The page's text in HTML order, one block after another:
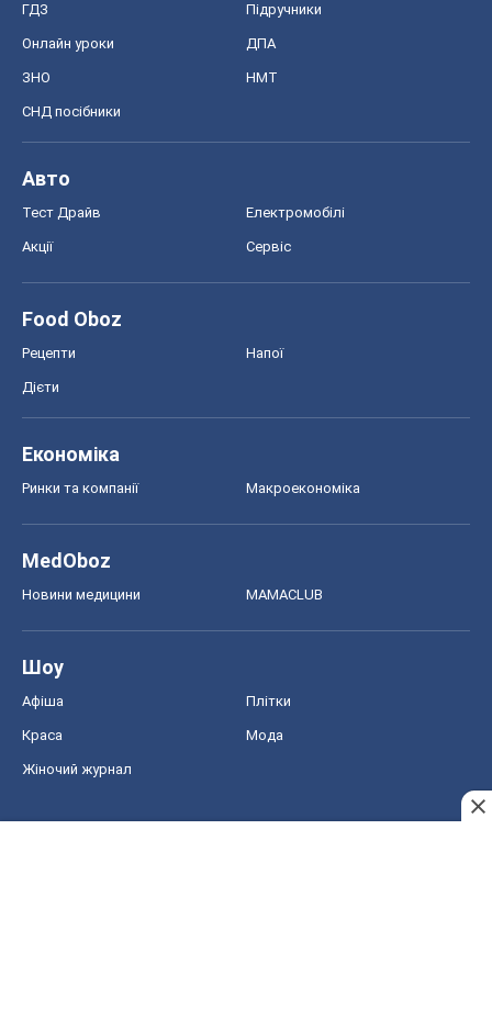
ГДЗ Підручники
Онлайн уроки ДПА
ЗНО НМТ
СНД посібники
Авто
Тест Драйв Електромобілі
Акції Сервіс
Food Oboz
Рецепти Напої
Дієти
Економіка
Ринки та компанії Макроекономіка
MedOboz
Новини медицини MAMACLUB
Шоу
Афіша Плітки
Краса Мода
Жіночий журнал